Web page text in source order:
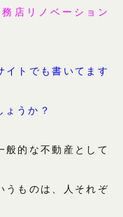
店リノベーション
イトでも書いてます
ょうか？
般的な不動産として
うものは、人それぞ